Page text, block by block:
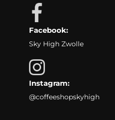
Facebook:
Sky High Zwolle
Instagram:
@coffeeshopskyhigh